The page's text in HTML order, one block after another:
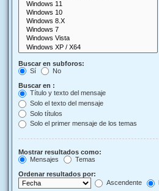
Buscar en subforos:
Sí
No
Buscar en :
Título y texto del mensaje
Solo el texto del mensaje
Solo títulos
Solo el primer mensaje de los temas
Mostrar resultados como:
Mensajes
Temas
Ordenar resultados por:
Ascendente